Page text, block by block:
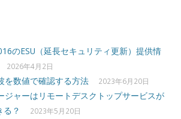
のESU（延長セキュリティ更新）提供情
2026年4月2日
を数値で確認する方法 2023年6月20日
ジャーはリモートデスクトップサービスが
る？
2023年5月20日